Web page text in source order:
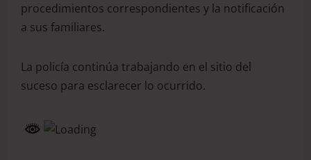
procedimientos correspondientes y la notificación
a sus familiares.
La policía continúa trabajando en el sitio del
suceso para esclarecer lo ocurrido.